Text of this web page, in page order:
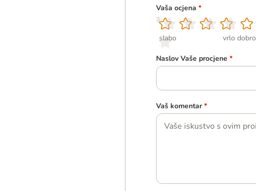
Vaša ocjena *
1
slabo
2
3
4
5
vrlo dobro
Naslov Vaše procjene *
Vaš komentar *